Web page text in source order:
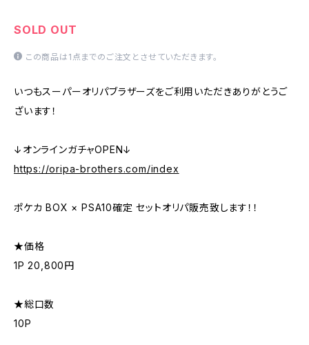
SOLD OUT
この商品は1点までのご注文とさせていただきます。
いつもスーパーオリパブラザーズをご利用いただきありがとうご
ざいます！
↓オンラインガチャOPEN↓
https://oripa-brothers.com/index
ポケカ BOX × PSA10確定 セットオリパ販売致します！！
★価格
1P 20,800円
★総口数
10P